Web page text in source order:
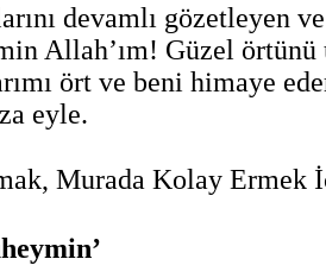
devamlı gözetleyen
Allah’ım! Güzel örtünü
ört ve beni himaye
eyle.
Murada Kolay Ermek